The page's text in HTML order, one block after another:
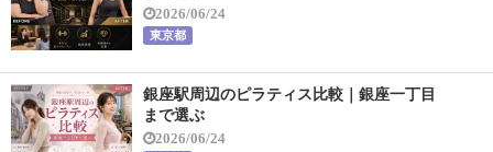
2026/06/24
東京都
銀座駅周辺のピラティス比較｜銀座一丁目
まで選ぶ
2026/06/24